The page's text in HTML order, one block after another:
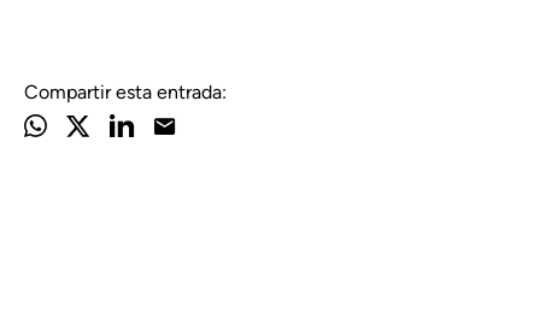
Compartir esta entrada: